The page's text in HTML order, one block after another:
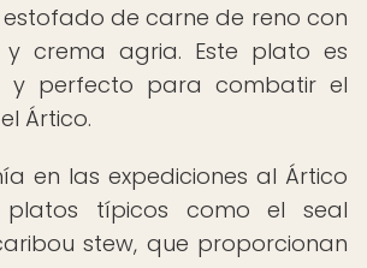
estofado de carne de reno con
y crema agria. Este plato es
y perfecto para combatir el
Ártico.
en las expediciones al Ártico
típicos como el seal
stew, que proporcionan